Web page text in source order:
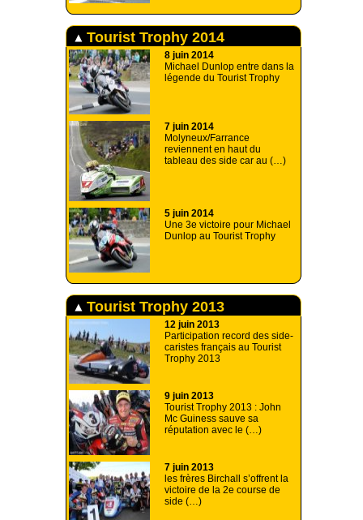
Tourist Trophy 2014
8 juin 2014
Michael Dunlop entre dans la
légende du Tourist Trophy
7 juin 2014
Molyneux/Farrance
reviennent en haut du
tableau des side car au (…)
5 juin 2014
Une 3e victoire pour Michael
Dunlop au Tourist Trophy
Tourist Trophy 2013
12 juin 2013
Participation record des side-
caristes français au Tourist
Trophy 2013
9 juin 2013
Tourist Trophy 2013 : John
Mc Guiness sauve sa
réputation avec le (…)
7 juin 2013
les frères Birchall s’offrent la
victoire de la 2e course de
side (…)